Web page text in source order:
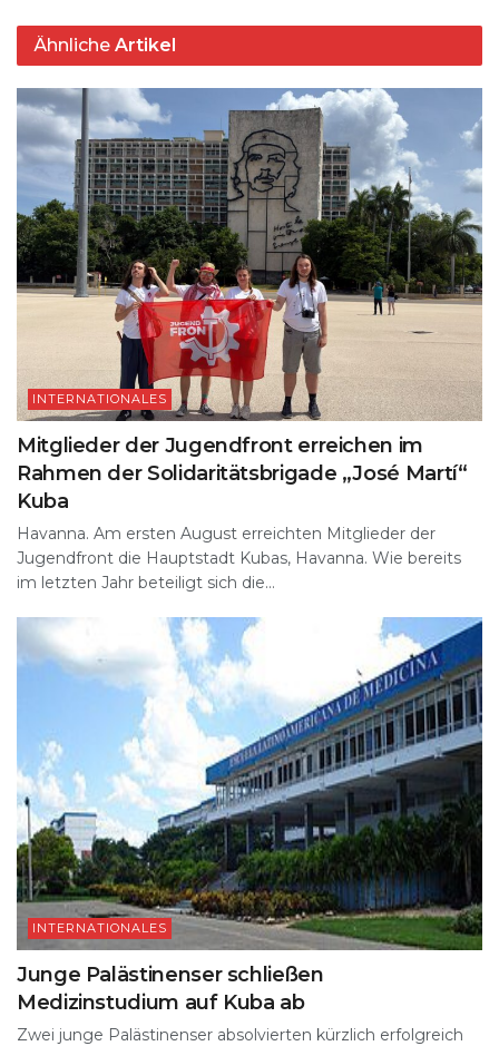
p
o
k
k
Ähnliche Artikel
INTERNATIONALES
Mitglieder der Jugendfront erreichen im
Rahmen der Solidaritätsbrigade „José Martí“
Kuba
Havanna. Am ersten August erreichten Mitglieder der
Jugendfront die Hauptstadt Kubas, Havanna. Wie bereits
im letzten Jahr beteiligt sich die...
INTERNATIONALES
Junge Palästinenser schließen
Medizinstudium auf Kuba ab
Zwei junge Palästinenser absolvierten kürzlich erfolgreich